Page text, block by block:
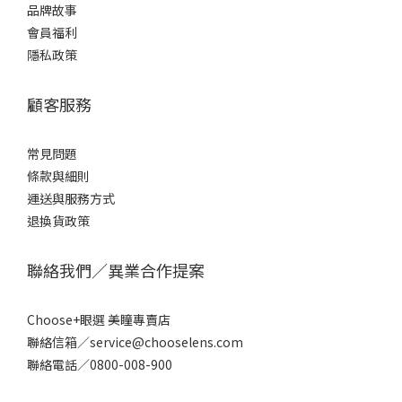
品牌故事
會員福利
隱私政策
顧客服務
常見問題
條款與細則
運送與服務方式
退換貨政策
聯絡我們／異業合作提案
Choose+眼選 美瞳專賣店
聯絡信箱／service@chooselens.com
聯絡電話／0800-008-900